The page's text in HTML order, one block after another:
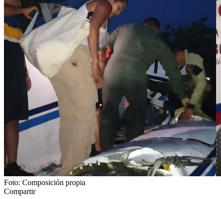
Foto: Composición propia
Compartir